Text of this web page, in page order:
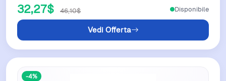
32,27$ 46,10$
Vedi Offerta
Disponibile
-4%